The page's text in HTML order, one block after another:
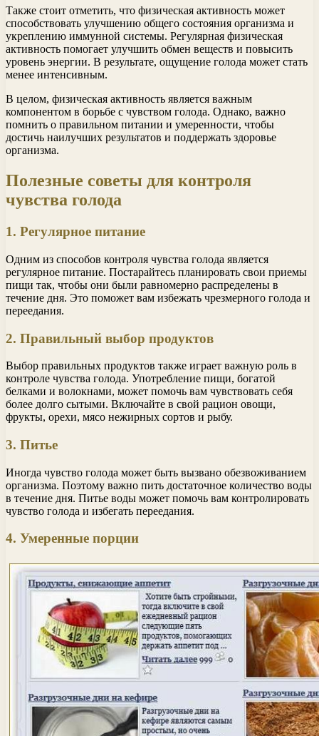
Также стоит отметить, что физическая активность может
способствовать улучшению общего состояния организма и
укреплению иммунной системы. Регулярная физическая
активность помогает улучшить обмен веществ и повысить
уровень энергии. В результате, ощущение голода может стать
менее интенсивным.
В целом, физическая активность является важным
компонентом в борьбе с чувством голода. Однако, важно
помнить о правильном питании и умеренности, чтобы
достичь наилучших результатов и поддержать здоровье
организма.
Полезные советы для контроля
чувства голода
1. Регулярное питание
Одним из способов контроля чувства голода является
регулярное питание. Постарайтесь планировать свои приемы
пищи так, чтобы они были равномерно распределены в
течение дня. Это поможет вам избежать чрезмерного голода и
переедания.
2. Правильный выбор продуктов
Выбор правильных продуктов также играет важную роль в
контроле чувства голода. Употребление пищи, богатой
белками и волокнами, может помочь вам чувствовать себя
более долго сытыми. Включайте в свой рацион овощи,
фрукты, орехи, мясо нежирных сортов и рыбу.
3. Питье
Иногда чувство голода может быть вызвано обезвоживанием
организма. Поэтому важно пить достаточное количество воды
в течение дня. Питье воды может помочь вам контролировать
чувство голода и избегать переедания.
4. Умеренные порции